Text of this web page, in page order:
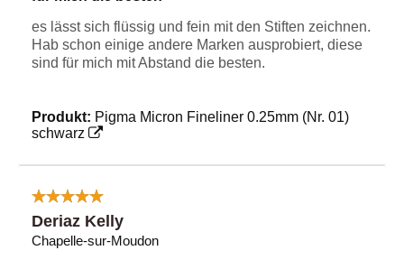
es lässt sich flüssig und fein mit den Stiften zeichnen.
Hab schon einige andere Marken ausprobiert, diese
sind für mich mit Abstand die besten.
Produkt: Pigma Micron Fineliner 0.25mm (Nr. 01)
schwarz
Deriaz Kelly
Chapelle-sur-Moudon